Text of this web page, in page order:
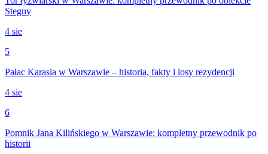
Stegny
4 sie
5
Pałac Karasia w Warszawie – historia, fakty i losy rezydencji
4 sie
6
Pomnik Jana Kilińskiego w Warszawie: kompletny przewodnik po
historii